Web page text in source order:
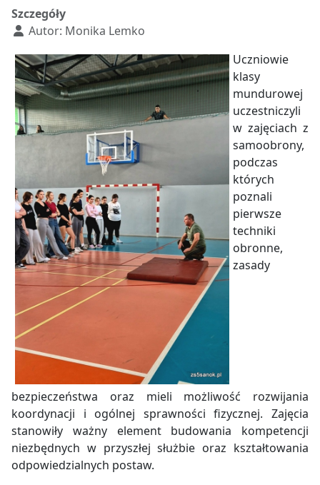
Szczegóły
Autor: Monika Lemko
Uczniowie
klasy
mundurowej
uczestniczyli
w zajęciach z
samoobrony,
podczas
których
poznali
pierwsze
techniki
obronne,
zasady
bezpieczeństwa oraz mieli możliwość rozwijania
koordynacji i ogólnej sprawności fizycznej. Zajęcia
stanowiły ważny element budowania kompetencji
niezbędnych w przyszłej służbie oraz kształtowania
odpowiedzialnych postaw.